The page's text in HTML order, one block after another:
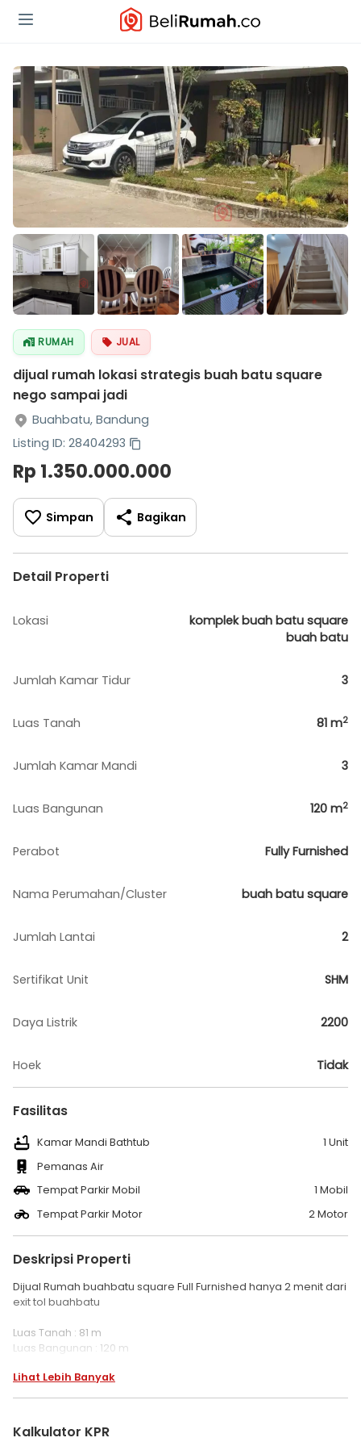
RUMAH JUAL
dijual rumah lokasi strategis buah batu square
nego sampai jadi
Buahbatu, Bandung
Listing ID: 28404293
Rp 1.350.000.000
Simpan Bagikan
Detail Properti
Lokasi
komplek buah batu square
buah batu
Jumlah Kamar Tidur 3
Luas Tanah 81 m2
Jumlah Kamar Mandi 3
Luas Bangunan 120 m2
Perabot Fully Furnished
Nama Perumahan/Cluster buah batu square
Jumlah Lantai 2
Sertifikat Unit SHM
Daya Listrik 2200
Hoek Tidak
Fasilitas
Kamar Mandi Bathtub
1 Unit
Pemanas Air
Tempat Parkir Mobil
1 Mobil
Tempat Parkir Motor
2 Motor
Deskripsi Properti
Dijual Rumah buahbatu square Full Furnished hanya 2 menit dari
exit tol buahbatu
Luas Tanah : 81 m
Luas Bangunan : 120 m
Berapa Lantai : 2 1/4
Jenis Air : Sible
Listrik : 2200
Lihat Lebih Banyak
Kalkulator KPR